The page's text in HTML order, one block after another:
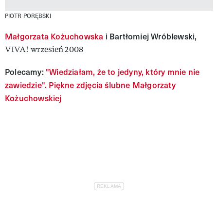
PIOTR PORĘBSKI
Małgorzata Kożuchowska i Bartłomiej Wróblewski,
VIVA! wrzesień 2008
Polecamy: "Wiedziałam, że to jedyny, który mnie nie
zawiedzie". Piękne zdjęcia ślubne Małgorzaty
Kożuchowskiej